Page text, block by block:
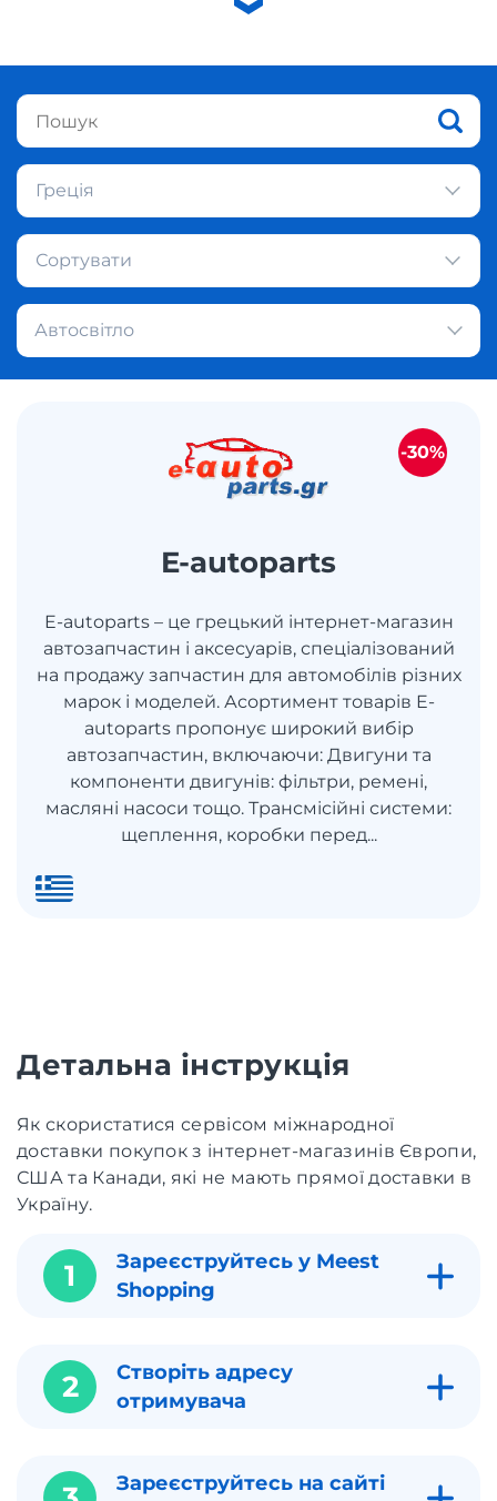
Греція
Сортувати
Автосвітло
E-autoparts
E-autoparts – це грецький інтернет-магазин
автозапчастин і аксесуарів, спеціалізований
на продажу запчастин для автомобілів різних
марок і моделей. Асортимент товарів E-
autoparts пропонує широкий вибір
автозапчастин, включаючи: Двигуни та
компоненти двигунів: фільтри, ремені,
масляні насоси тощо. Трансмісійні системи:
щеплення, коробки перед...
-30%
Детальна інструкція
Як скористатися сервісом міжнародної
доставки покупок з інтернет-магазинів Європи,
США та Канади, які не мають прямої доставки в
Україну.
1
Зареєструйтесь у Meest
Shopping
2
Створіть адресу
отримувача
Зареєструйтесь на сайті